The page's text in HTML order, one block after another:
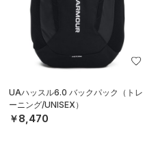
UAハッスル6.0 バックパック（トレ
ーニング/UNISEX）
￥8,470